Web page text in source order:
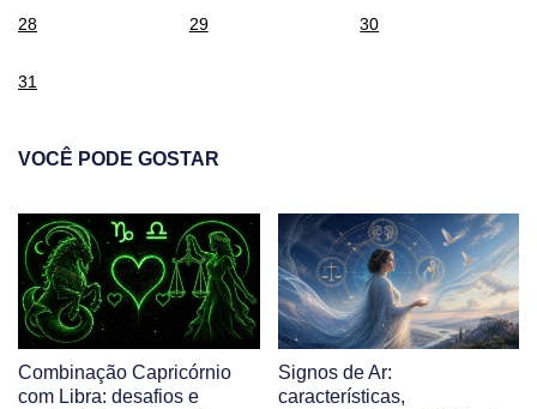
28 29 30
31
VOCÊ PODE GOSTAR
Combinação Capricórnio
com Libra: desafios e
Signos de Ar:
características,